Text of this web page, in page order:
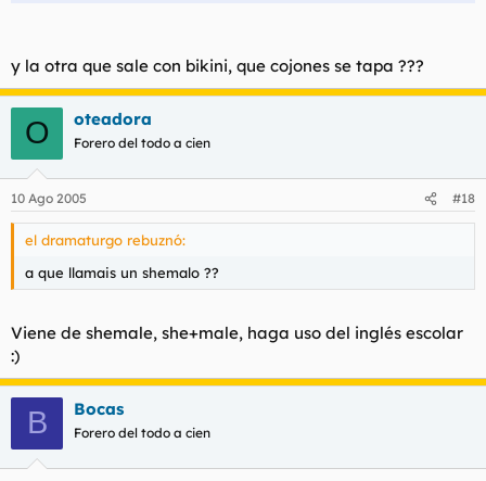
y la otra que sale con bikini, que cojones se tapa ???
O oteadora
Forero del todo a cien
10 Ago 2005 #18
el dramaturgo rebuznó:
a que llamais un shemalo ??
Viene de shemale, she+male, haga uso del inglés escolar
:)
B Bocas
Forero del todo a cien